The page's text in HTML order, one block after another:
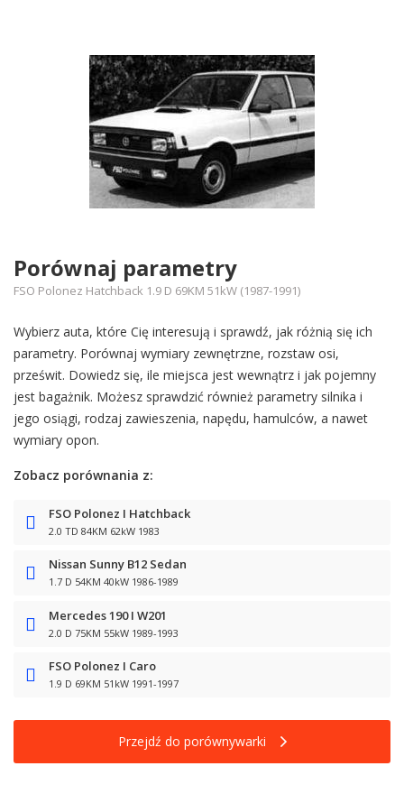
Porównaj parametry
FSO Polonez Hatchback 1.9 D 69KM 51kW (1987-1991)
Wybierz auta, które Cię interesują i sprawdź, jak różnią się ich
parametry. Porównaj wymiary zewnętrzne, rozstaw osi,
prześwit. Dowiedz się, ile miejsca jest wewnątrz i jak pojemny
jest bagażnik. Możesz sprawdzić również parametry silnika i
jego osiągi, rodzaj zawieszenia, napędu, hamulców, a nawet
wymiary opon.
Zobacz porównania z:
FSO Polonez I Hatchback
2.0 TD 84KM 62kW 1983
Nissan Sunny B12 Sedan
1.7 D 54KM 40kW 1986-1989
Mercedes 190 I W201
2.0 D 75KM 55kW 1989-1993
FSO Polonez I Caro
1.9 D 69KM 51kW 1991-1997
Przejdź do porównywarki